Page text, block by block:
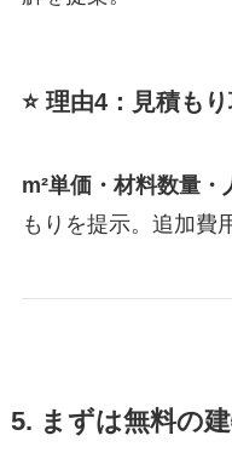
⭐ 理由4：見積も
m²単価・材料数量・
もりを提示。追加費
5. まずは無料の